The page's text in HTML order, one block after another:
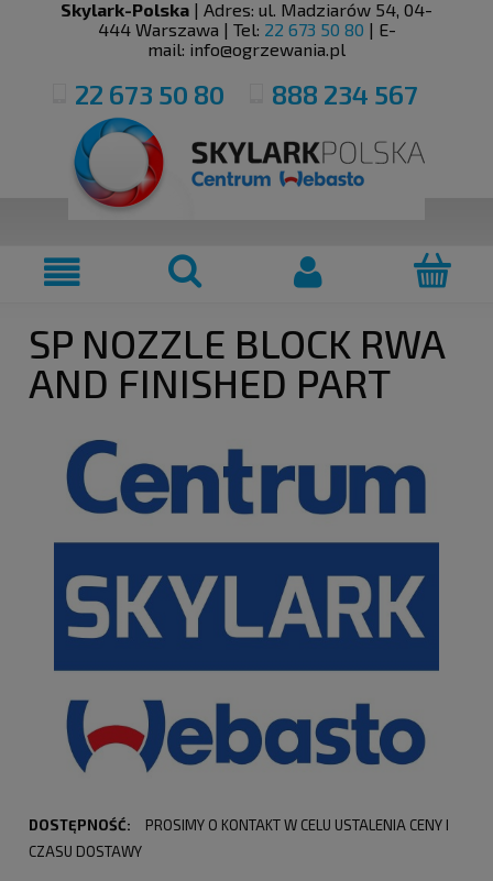
Skylark-Polska | Adres: ul. Madziarów 54, 04-
444 Warszawa | Tel: 22 673 50 80 | E-
mail: info@ogrzewania.pl
22 673 50 80 888 234 567
SP NOZZLE BLOCK RWA
AND FINISHED PART
DOSTĘPNOŚĆ:
PROSIMY O KONTAKT W CELU USTALENIA CENY I
CZASU DOSTAWY